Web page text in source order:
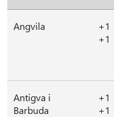
Angvila
+1
+1
Antigva i
Barbuda
+1
+1